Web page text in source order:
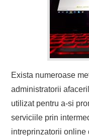
Exista numeroase
administratorii
utilizat pentru a-si
serviciile prin
intreprinzatorii online